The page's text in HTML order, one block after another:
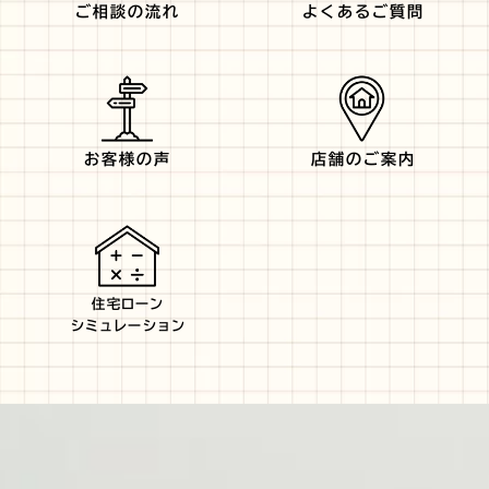
ご相談の流れ よくあるご質問
お客様の声 店舗のご案内
住宅ローン
シミュレーション